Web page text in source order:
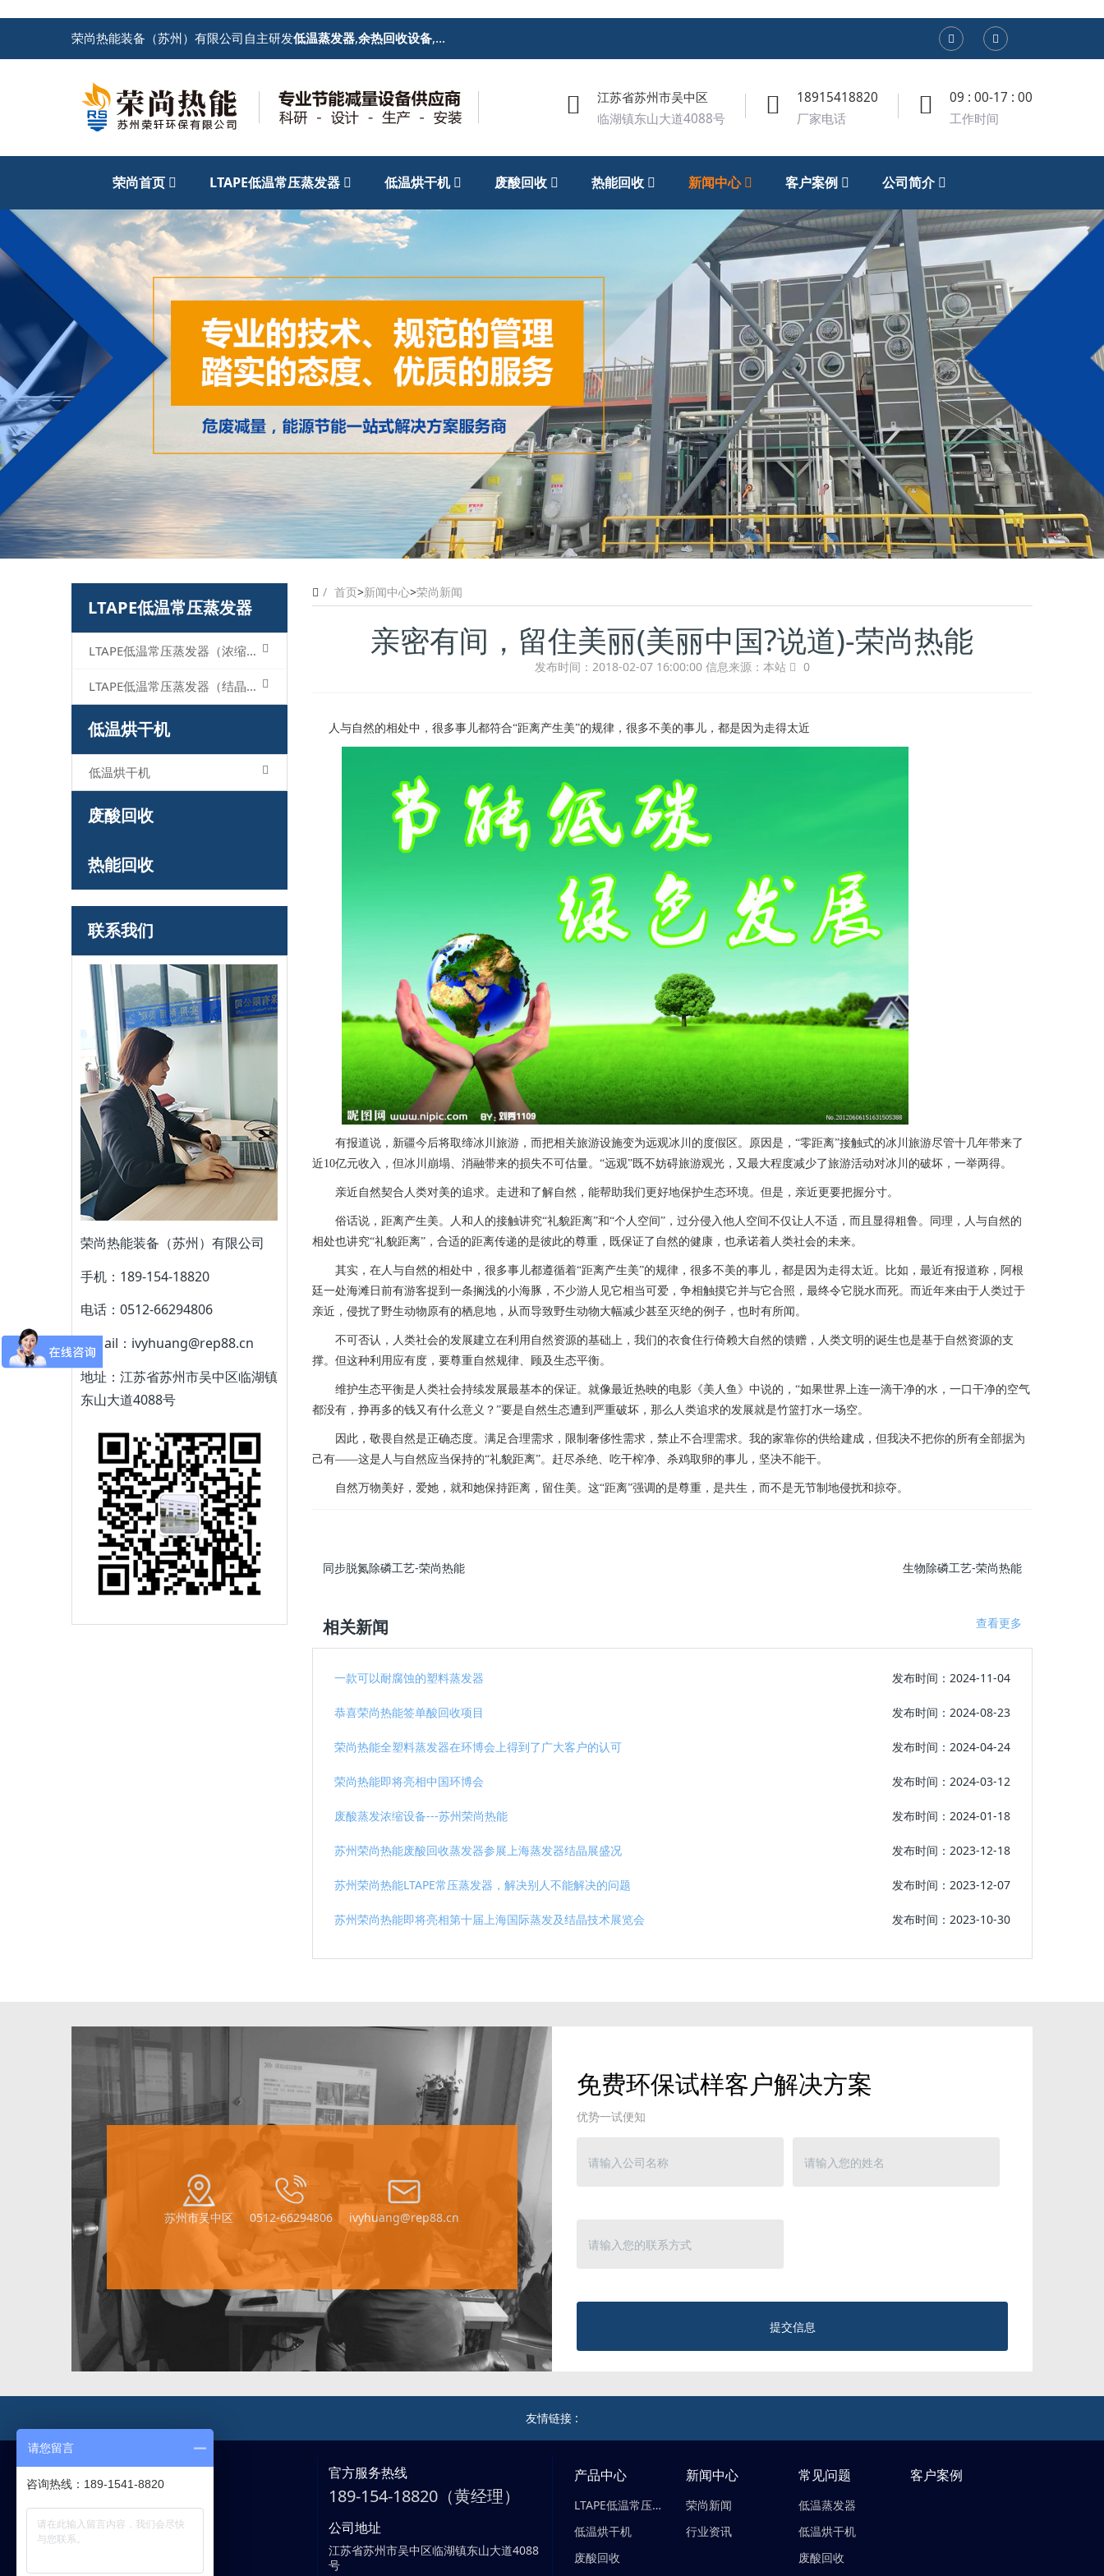
荣尚热能装备（苏州）有限公司自主研发低温蒸发器,余热回收设备,废酸回收处理设备
江苏省苏州市吴中区
临湖镇东山大道4088号
18915418820
厂家电话
09 : 00-17 : 00
工作时间
荣尚首页 LTAPE低温常压蒸发器 低温烘干机 废酸回收 热能回收 新闻中心 客户案例 公司简介
首页>新闻中心>荣尚新闻
亲密有间，留住美丽(美丽中国?说道)-荣尚热能
发布时间：2018-02-07 16:00:00 信息来源：本站 0
人与自然的相处中，很多事儿都符合“距离产生美”的规律，很多不美的事儿，都是因为走得太近
有报道说，新疆今后将取缔冰川旅游，而把相关旅游设施变为远观冰川的度假区。原因是，“零距离”接触式的冰川旅游尽管十几年带来了
近10亿元收入，但冰川崩塌、消融带来的损失不可估量。“远观”既不妨碍旅游观光，又最大程度减少了旅游活动对冰川的破坏，一举两得。
亲近自然契合人类对美的追求。走进和了解自然，能帮助我们更好地保护生态环境。但是，亲近更要把握分寸。
俗话说，距离产生美。人和人的接触讲究“礼貌距离”和“个人空间”，过分侵入他人空间不仅让人不适，而且显得粗鲁。同理，人与自然的
相处也讲究“礼貌距离”，合适的距离传递的是彼此的尊重，既保证了自然的健康，也承诺着人类社会的未来。
其实，在人与自然的相处中，很多事儿都遵循着“距离产生美”的规律，很多不美的事儿，都是因为走得太近。比如，最近有报道称，阿根
廷一处海滩日前有游客捉到一条搁浅的小海豚，不少游人见它相当可爱，争相触摸它并与它合照，最终令它脱水而死。而近年来由于人类过于
亲近，侵扰了野生动物原有的栖息地，从而导致野生动物大幅减少甚至灭绝的例子，也时有所闻。
不可否认，人类社会的发展建立在利用自然资源的基础上，我们的衣食住行倚赖大自然的馈赠，人类文明的诞生也是基于自然资源的支
撑。但这种利用应有度，要尊重自然规律、顾及生态平衡。
维护生态平衡是人类社会持续发展最基本的保证。就像最近热映的电影《美人鱼》中说的，“如果世界上连一滴干净的水，一口干净的空气
都没有，挣再多的钱又有什么意义？”要是自然生态遭到严重破坏，那么人类追求的发展就是竹篮打水一场空。
因此，敬畏自然是正确态度。满足合理需求，限制奢侈性需求，禁止不合理需求。我的家靠你的供给建成，但我决不把你的所有全部据为
己有——这是人与自然应当保持的“礼貌距离”。赶尽杀绝、吃干榨净、杀鸡取卵的事儿，坚决不能干。
自然万物美好，爱她，就和她保持距离，留住美。这“距离”强调的是尊重，是共生，而不是无节制地侵扰和掠夺。
同步脱氮除磷工艺-荣尚热能 生物除磷工艺-荣尚热能
相关新闻 查看更多
一款可以耐腐蚀的塑料蒸发器 发布时间：2024-11-04
恭喜荣尚热能签单酸回收项目 发布时间：2024-08-23
荣尚热能全塑料蒸发器在环博会上得到了广大客户的认可 发布时间：2024-04-24
荣尚热能即将亮相中国环博会 发布时间：2024-03-12
废酸蒸发浓缩设备---苏州荣尚热能 发布时间：2024-01-18
苏州荣尚热能废酸回收蒸发器参展上海蒸发器结晶展盛况 发布时间：2023-12-18
苏州荣尚热能LTAPE常压蒸发器，解决别人不能解决的问题 发布时间：2023-12-07
苏州荣尚热能即将亮相第十届上海国际蒸发及结晶技术展览会 发布时间：2023-10-30
LTAPE低温常压蒸发器
LTAPE低温常压蒸发器（浓缩型）
LTAPE低温常压蒸发器（结晶型）
低温烘干机
低温烘干机
废酸回收
热能回收
联系我们
荣尚热能装备（苏州）有限公司
手机：189-154-18820
电话：0512-66294806
E-Mail：ivyhuang@rep88.cn
地址：江苏省苏州市吴中区临湖镇
东山大道4088号
苏州市吴中区 0512-66294806 ivyhuang@rep88.cn
免费环保试样客户解决方案
优势一试便知
提交信息
友情链接 :
官方服务热线
189-154-18820（黄经理）
公司地址
江苏省苏州市吴中区临湖镇东山大道4088
号
产品中心
LTAPE低温常压蒸发器
低温烘干机
废酸回收
新闻中心
荣尚新闻
行业资讯
常见问题
低温蒸发器
低温烘干机
废酸回收
客户案例
请您留言
咨询热线：189-1541-8820